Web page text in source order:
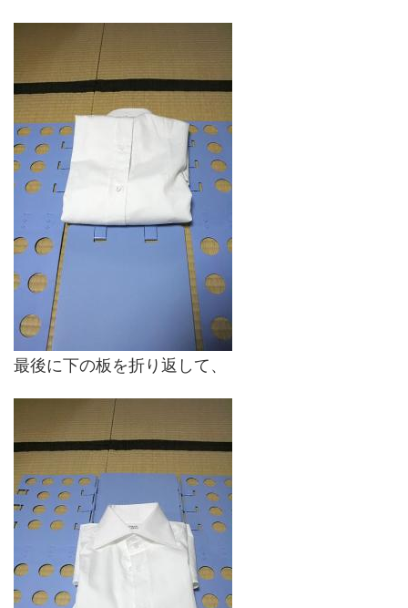
最後に下の板を折り返して、